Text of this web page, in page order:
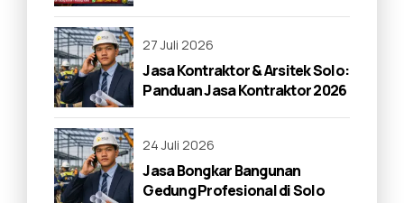
27 Juli 2026
Jasa Kontraktor & Arsitek Solo:
Panduan Jasa Kontraktor 2026
24 Juli 2026
Jasa Bongkar Bangunan
Gedung Profesional di Solo